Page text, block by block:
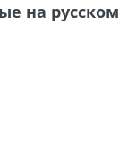
на русском